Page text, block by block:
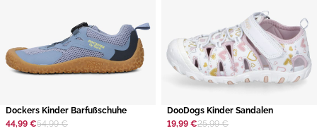
Dockers Kinder Barfußschuhe
44,99 €54,99 €
DooDogs Kinder Sandalen
19,99 €25,99 €